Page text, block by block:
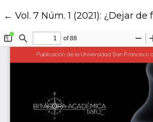
←Volver a los detalles del
Vol. 7 Núm. 1 (2021): ¿Dejar